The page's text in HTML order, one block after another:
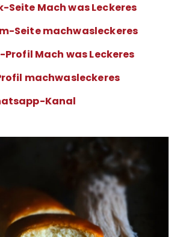
Seite Mach was Leckeres
Seite machwasleckeres
Mach was Leckeres
machwasleckeres
Kanal